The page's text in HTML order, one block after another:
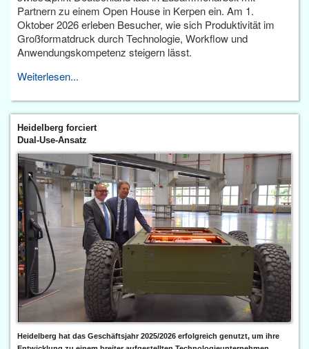
Partnern zu einem Open House in Kerpen ein. Am 1.
Oktober 2026 erleben Besucher, wie sich Produktivität im
Großformatdruck durch Technologie, Workflow und
Anwendungskompetenz steigern lässt.
Weiterlesen...
Heidelberg forciert
Dual-Use-Ansatz
Heidelberg hat das Geschäftsjahr 2025/2026 erfolgreich genutzt, um ihre